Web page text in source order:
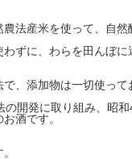
法産米を使って、自然
ずに、わらを田んぼ
、添加物は一切使って
開発に取り組み、昭
酒です。